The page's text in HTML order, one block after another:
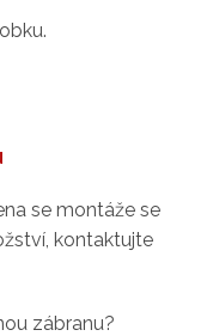
se montáže se
kontaktujte
zábranu?